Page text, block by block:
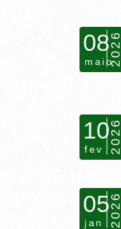
08
maio2026
10
fev 2026
05
jan 2026